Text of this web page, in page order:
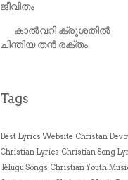
ജീവിതം
കാൽവറി ക്രൂശതിൽ
ചിന്തിയ തൻ രക്തം
Tags
Best Lyrics Website Christan
Christian Lyrics Christian Song
Telugu Songs Christian Youth